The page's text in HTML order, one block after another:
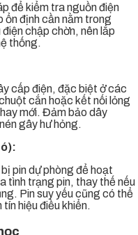
để kiểm tra nguồn điện
định cần nằm trong
chập chờn, nên lắp
thống.
cấp điện, đặc biệt ở các
cắn hoặc kết nối lỏng
mới. Đảm bảo dây
gây hư hỏng.
pin dự phòng để hoạt
tình trạng pin, thay thế nếu
Pin suy yếu cũng có thể
hiệu điều khiển.